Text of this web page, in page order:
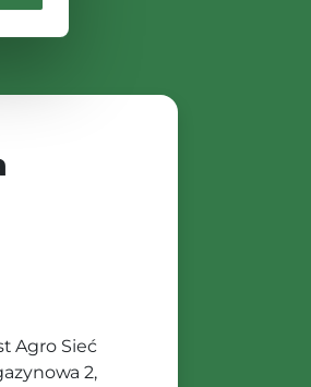
Agro Sieć
2,